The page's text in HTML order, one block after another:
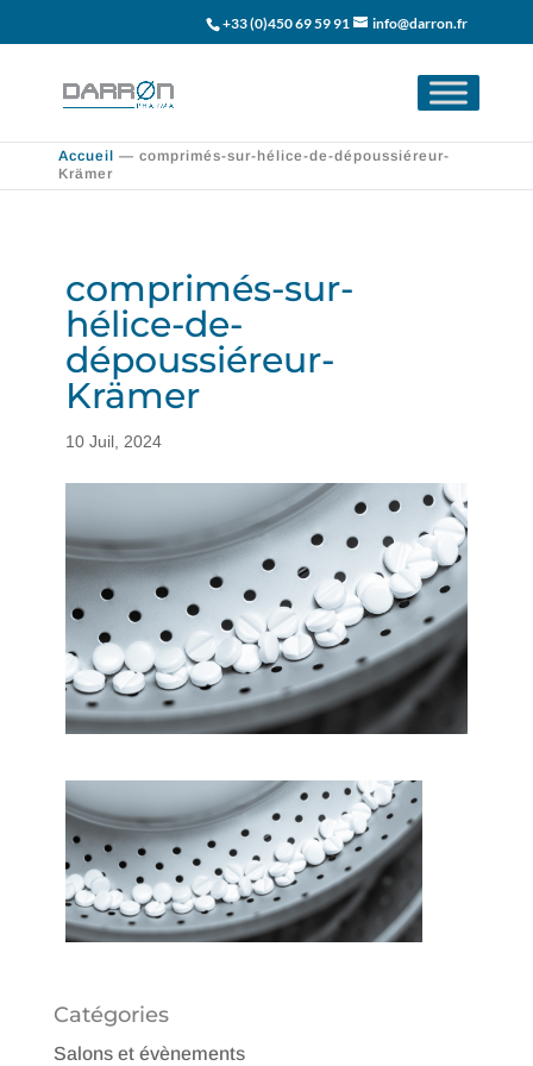
+33 (0)450 69 59 91 info@darron.fr
Accueil — comprimés-sur-hélice-de-dépoussiéreur-
Krämer
comprimés-sur-
hélice-de-
dépoussiéreur-
Krämer
10 Juil, 2024
Catégories
Salons et évènements